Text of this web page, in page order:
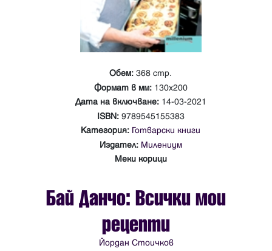
Обем: 368 стр.
Формат в мм: 130х200
Дата на включване: 14-03-2021
ISBN: 9789545155383
Категория: Готварски книги
Издател: Милениум
Меки корици
Бай Данчо: Всички мои
рецепти
Йордан Стоичков